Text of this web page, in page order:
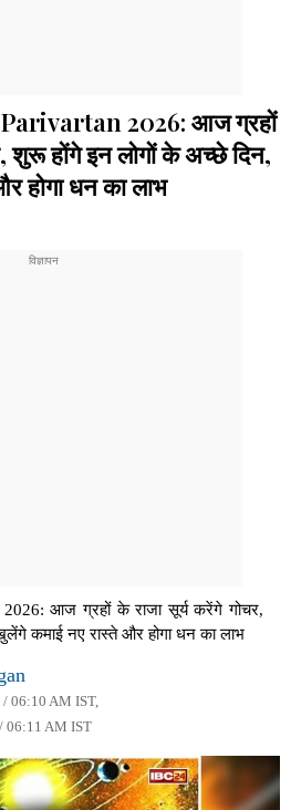
2026: आज ग्रहों
शुरू होंगे इन लोगों के अच्छे दिन,
होगा धन का लाभ
आज ग्रहों के राजा सूर्य करेंगे गोचर,
कमाई नए रास्ते और होगा धन का लाभ
06:10 AM IST,
06:11 AM IST